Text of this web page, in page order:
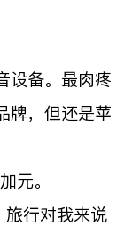
设备。最肉疼
牌，但还是苹
元。
旅行对我来说